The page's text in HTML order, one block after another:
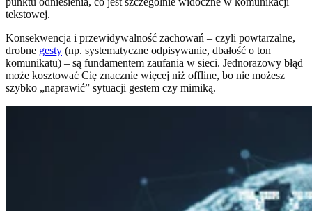
tekstowej.
Konsekwencja i przewidywalność zachowań – czyli powtarzalne,
drobne gesty (np. systematyczne odpisywanie, dbałość o ton
komunikatu) – są fundamentem zaufania w sieci. Jednorazowy błąd
może kosztować Cię znacznie więcej niż offline, bo nie możesz
szybko „naprawić” sytuacji gestem czy mimiką.